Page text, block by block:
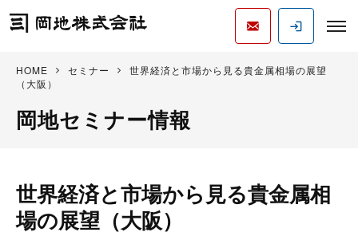
HOME セミナー
世界経済と市場から見る貴金属相場の展望
（大阪）
岡地セミナー情報
世界経済と市場から見る貴金属相
場の展望（大阪）